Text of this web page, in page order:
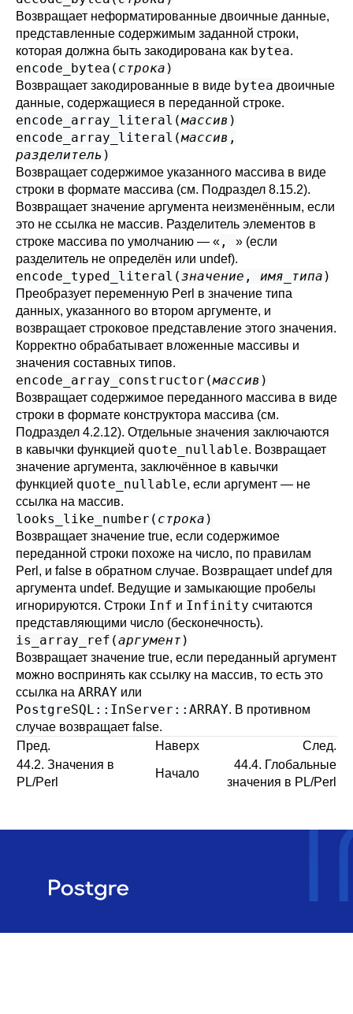
Возвращает неформатированные двоичные данные,
представленные содержимым заданной строки,
которая должна быть закодирована как bytea.
encode_bytea( строка )
Возвращает закодированные в виде bytea двоичные
данные, содержащиеся в переданной строке.
encode_array_literal(массив )
encode_array_literal(массив ,
разделитель )
Возвращает содержимое указанного массива в виде
строки в формате массива (см. Подраздел 8.15.2).
Возвращает значение аргумента неизменённым, если
это не ссылка не массив. Разделитель элементов в
строке массива по умолчанию — « , » (если
разделитель не определён или undef).
encode_typed_literal(значение , имя_типа )
Преобразует переменную Perl в значение типа
данных, указанного во втором аргументе, и
возвращает строковое представление этого значения.
Корректно обрабатывает вложенные массивы и
значения составных типов.
encode_array_constructor(массив )
Возвращает содержимое переданного массива в виде
строки в формате конструктора массива (см.
Подраздел 4.2.12). Отдельные значения заключаются
в кавычки функцией quote_nullable. Возвращает
значение аргумента, заключённое в кавычки
функцией quote_nullable, если аргумент — не
ссылка на массив.
looks_like_number( строка )
Возвращает значение true, если содержимое
переданной строки похоже на число, по правилам
Perl, и false в обратном случае. Возвращает undef для
аргумента undef. Ведущие и замыкающие пробелы
игнорируются. Строки Inf и Infinity считаются
представляющими число (бесконечность).
is_array_ref(аргумент )
Возвращает значение true, если переданный аргумент
можно воспринять как ссылку на массив, то есть это
ссылка на ARRAY или
PostgreSQL::InServer::ARRAY. В противном
случае возвращает false.
Пред.
Наверх
След.
44.2. Значения в
PL/Perl
Начало
44.4. Глобальные
значения в PL/Perl